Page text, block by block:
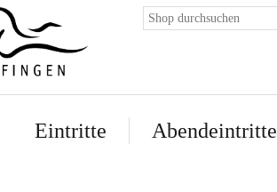
Eintritte Abendeintritte